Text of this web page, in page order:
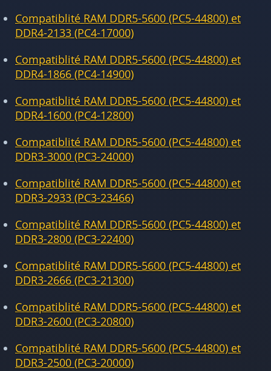
Compatiblité RAM DDR5-5600 (PC5-44800) et
DDR4-2133 (PC4-17000)
Compatiblité RAM DDR5-5600 (PC5-44800) et
DDR4-1866 (PC4-14900)
Compatiblité RAM DDR5-5600 (PC5-44800) et
DDR4-1600 (PC4-12800)
Compatiblité RAM DDR5-5600 (PC5-44800) et
DDR3-3000 (PC3-24000)
Compatiblité RAM DDR5-5600 (PC5-44800) et
DDR3-2933 (PC3-23466)
Compatiblité RAM DDR5-5600 (PC5-44800) et
DDR3-2800 (PC3-22400)
Compatiblité RAM DDR5-5600 (PC5-44800) et
DDR3-2666 (PC3-21300)
Compatiblité RAM DDR5-5600 (PC5-44800) et
DDR3-2600 (PC3-20800)
Compatiblité RAM DDR5-5600 (PC5-44800) et
DDR3-2500 (PC3-20000)